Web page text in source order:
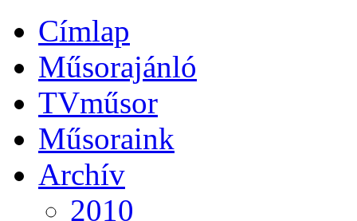
Címlap
Műsorajánló
TVműsor
Műsoraink
Archív
2010